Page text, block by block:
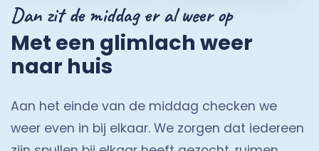
Dan zit de middag er al weer op
Met een glimlach weer
naar huis
Aan het einde van de middag checken we
weer even in bij elkaar. We zorgen dat iedereen